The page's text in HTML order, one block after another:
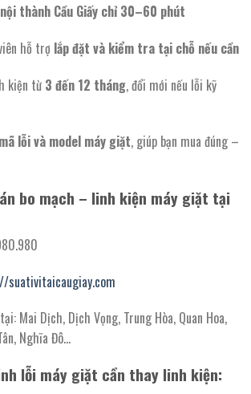
thành Cầu Giấy chỉ 30–60 phút
hỗ trợ lắp đặt và kiểm tra tại chỗ nếu cần
kiện từ 3 đến 12 tháng, đổi mới nếu lỗi kỹ
mã lỗi và model máy giặt, giúp bạn mua đúng –
bo mạch – linh kiện máy giặt tại
suativitaicaugiay.com
Mai Dịch, Dịch Vọng, Trung Hòa, Quan Hoa,
Nghĩa Đô…
lỗi máy giặt cần thay linh kiện: